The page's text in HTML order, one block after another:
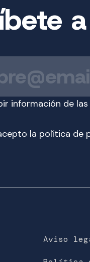
información de
la política de
Aviso